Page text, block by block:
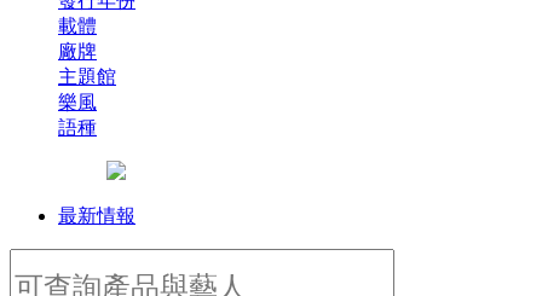
載體
廠牌
主題館
樂風
語種
最新情報